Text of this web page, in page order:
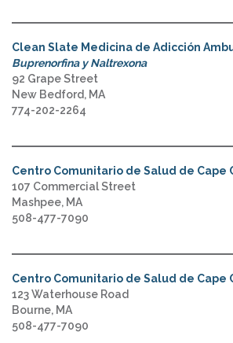
Clean Slate Medicina de Adicción
Buprenorfina y Naltrexona
92 Grape Street
New Bedford, MA
774-202-2264
Centro Comunitario de Salud de Cape
107 Commercial Street
Mashpee, MA
508-477-7090
Centro Comunitario de Salud de Cape
123 Waterhouse Road
Bourne, MA
508-477-7090